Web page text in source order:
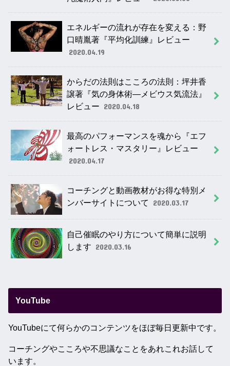
エネルギーの流れが存在を変える：野
口晴胤著『平均化訓練』レビュー
2020.04.19
からだの法則はこころの法則：坪井香
譲著『気の身体術―メビウス気流法』
レビュー 2020.04.18
最高のパフォーマンスを魂から『エフ
ォートレス・マスタリー』レビュー
2020.04.17
コーチングと動画教材がお得な特別メ
ンバーサイトについて
2020.03.17
自己催眠のやり方について簡単に説明
します 2020.03.16
YouTube
YouTubeにて何らかのコンテンツをほぼ毎日更新中です。
コーチングやこころや不思議なことをあれこれお話して
います。